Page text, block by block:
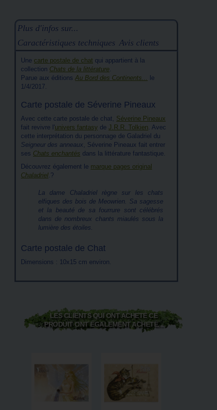
Plus d'infos sur...
Caractéristiques techniques Avis clients
Une carte postale de chat qui appartient à la
collection Chats de la littérature.
Parue aux éditions Au Bord des Continents...
le
1/4/2017.
Carte postale de Séverine Pineaux
Avec cette carte postale de chat, Séverine Pineaux
fait revivre l'univers fantasy de J.R.R. Tolkien. Avec
cette interprétation du personnage de Galadriel du
Seigneur des anneaux, Séverine Pineaux fait entrer
ses Chats enchantés dans la littérature fantastique.
Découvrez également le marque pages original
Chaladriel.?
La dame Chaladriel règne sur les chats
elfiques des bois de Meowrien. Sa sagesse
et la beauté de sa fourrure sont célébrés
dans de nombreux chants miaulés sous la
lumière des étoiles.
Carte postale de Chat
Dimensions : 10x15 cm environ.
LES CLIENTS QUI ONT ACHETÉ CE
PRODUIT ONT ÉGALEMENT ACHETÉ...